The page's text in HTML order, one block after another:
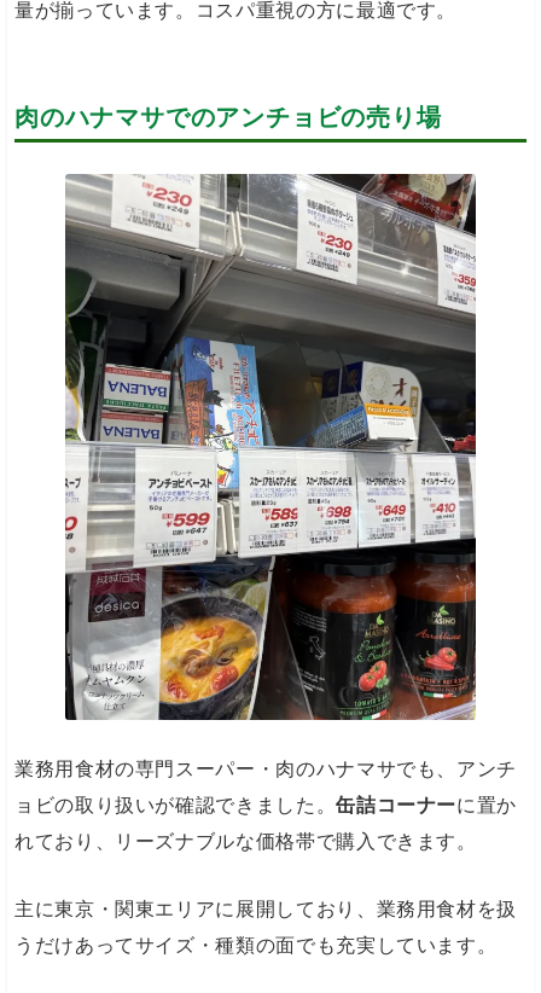
量が揃っています。コスパ重視の方に最適です。
肉のハナマサでのアンチョビの売り場
業務用食材の専門スーパー・肉のハナマサでも、アンチ
ョビの取り扱いが確認できました。缶詰コーナーに置か
れており、リーズナブルな価格帯で購入できます。
主に東京・関東エリアに展開しており、業務用食材を扱
うだけあってサイズ・種類の面でも充実しています。